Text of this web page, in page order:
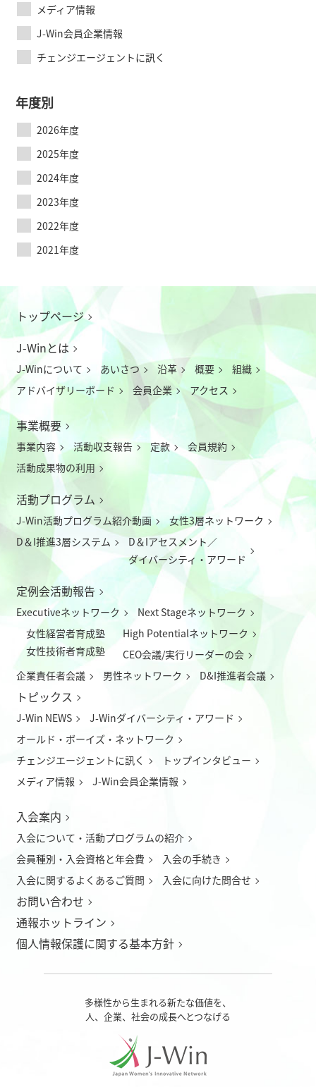
メディア情報
J-Win会員企業情報
チェンジエージェントに訊く
年度別
2026年度
2025年度
2024年度
2023年度
2022年度
2021年度
トップページ
J-Winとは
J-Winについて あいさつ 沿革 概要
組織
アドバイザリーボード
会員企業 アクセス
事業概要
事業内容 活動収支報告 定款
会員規約
活動成果物の利用
活動プログラム
J-Win活動プログラム紹介動画
女性3層ネットワーク
D＆I推進3層システム
D＆Iアセスメント／
ダイバーシティ・アワード
定例会活動報告
Executiveネットワーク
Next Stageネットワーク
女性経営者育成塾
女性技術者育成塾
High Potentialネットワーク
CEO会議/実行リーダーの会
企業責任者会議
男性ネットワーク D&I推進者会議
トピックス
J-Win NEWS
J-Winダイバーシティ・アワード
オールド・ボーイズ・ネットワーク
チェンジエージェントに訊く
トップインタビュー
メディア情報
J-Win会員企業情報
入会案内
入会について ・ 活動プログラムの紹介
会員種別・入会資格と年会費
入会の手続き
入会に関するよくあるご質問
入会に向けた問合せ
お問い合わせ
通報ホットライン
個人情報保護に関する基本方針
多様性から生まれる新たな価値を、
人、企業、社会の成長へとつなげる